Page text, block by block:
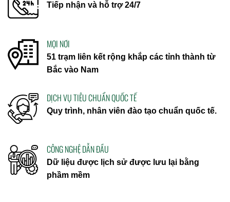
Tiếp nhận và hỗ trợ 24/7
MỌI NƠI
51 trạm liên kết rộng khắp các tỉnh thành từ
Bắc vào Nam
DỊCH VỤ TIÊU CHUẨN QUỐC TẾ
Quy trình, nhân viên đào tạo chuẩn quốc tế.
CÔNG NGHỆ DẪN ĐẦU
Dữ liệu được lịch sử được lưu lại bằng
phầm mềm